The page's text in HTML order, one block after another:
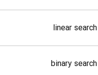
linear search
binary search